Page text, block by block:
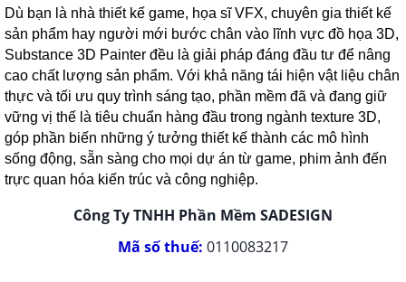
Dù bạn là nhà thiết kế game, họa sĩ VFX, chuyên gia thiết kế
sản phẩm hay người mới bước chân vào lĩnh vực đồ họa 3D,
Substance 3D Painter đều là giải pháp đáng đầu tư để nâng
cao chất lượng sản phẩm. Với khả năng tái hiện vật liệu chân
thực và tối ưu quy trình sáng tạo, phần mềm đã và đang giữ
vững vị thế là tiêu chuẩn hàng đầu trong ngành texture 3D,
góp phần biến những ý tưởng thiết kế thành các mô hình
sống động, sẵn sàng cho mọi dự án từ game, phim ảnh đến
trực quan hóa kiến trúc và công nghiệp.
Công Ty TNHH Phần Mềm SADESIGN
Mã số thuế: 0110083217